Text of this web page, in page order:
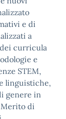
e di
a
curricula
e
STEM,
linguistiche,
genere in
di